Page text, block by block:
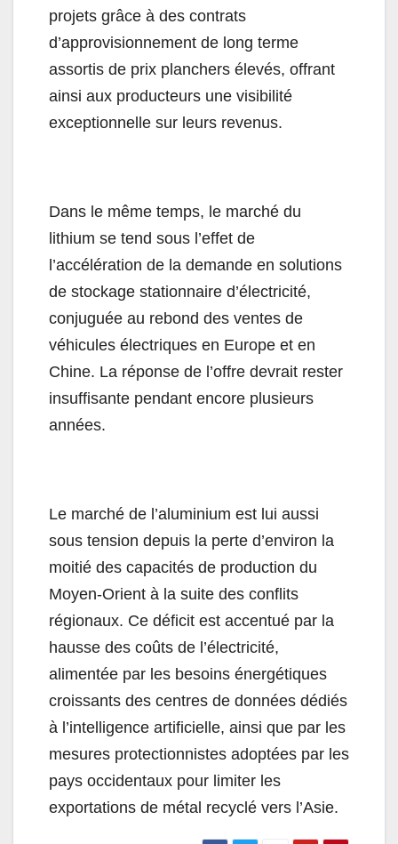
projets grâce à des contrats
d’approvisionnement de long terme
assortis de prix planchers élevés, offrant
ainsi aux producteurs une visibilité
exceptionnelle sur leurs revenus.
Dans le même temps, le marché du
lithium se tend sous l’effet de
l’accélération de la demande en solutions
de stockage stationnaire d’électricité,
conjuguée au rebond des ventes de
véhicules électriques en Europe et en
Chine. La réponse de l’offre devrait rester
insuffisante pendant encore plusieurs
années.
Le marché de l’aluminium est lui aussi
sous tension depuis la perte d’environ la
moitié des capacités de production du
Moyen-Orient à la suite des conflits
régionaux. Ce déficit est accentué par la
hausse des coûts de l’électricité,
alimentée par les besoins énergétiques
croissants des centres de données dédiés
à l’intelligence artificielle, ainsi que par les
mesures protectionnistes adoptées par les
pays occidentaux pour limiter les
exportations de métal recyclé vers l’Asie.